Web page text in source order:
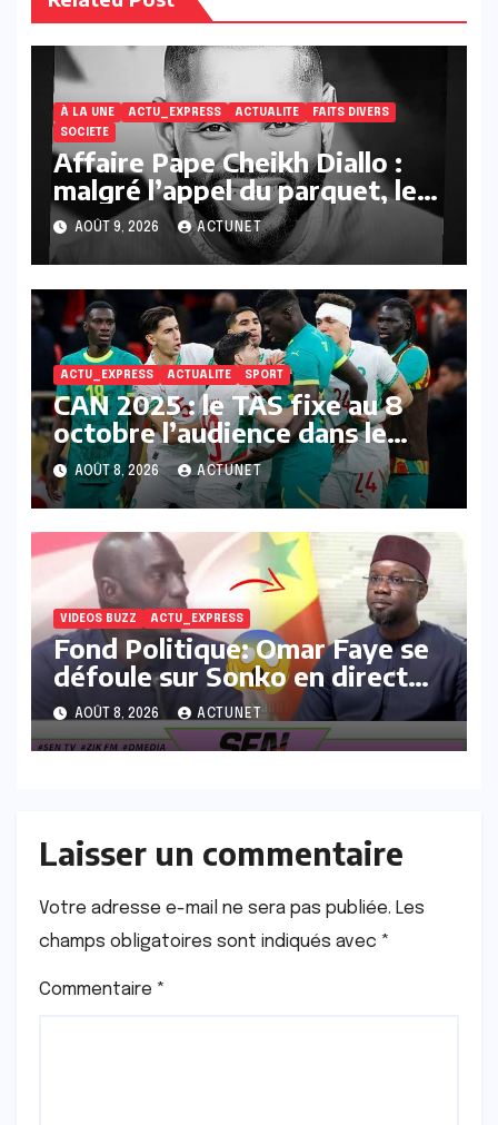
À LA UNE ACTU_EXPRESS ACTUALITE
FAITS DIVERS
SOCIETE
Affaire Pape Cheikh Diallo :
malgré l’appel du parquet, les
bénéficiaires du non-lieu
recouvrent la liberté
AOÛT 9, 2026 ACTUNET
ACTU_EXPRESS ACTUALITE SPORT
CAN 2025 : le TAS fixe au 8
octobre l’audience dans le
litige Sénégal-Maroc
AOÛT 8, 2026 ACTUNET
VIDEOS BUZZ ACTU_EXPRESS
Fond Politique: Omar Faye se
défoule sur Sonko en direct
« Nagnu wakh 37milliards
ASER Yi fane la…
AOÛT 8, 2026 ACTUNET
Laisser un commentaire
Votre adresse e-mail ne sera pas publiée. Les
champs obligatoires sont indiqués avec *
Commentaire *